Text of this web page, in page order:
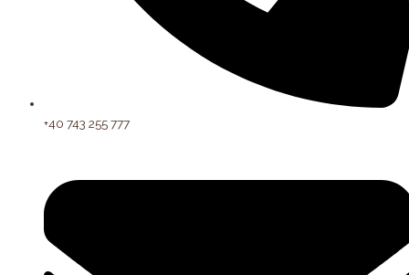
+40 743 255 777